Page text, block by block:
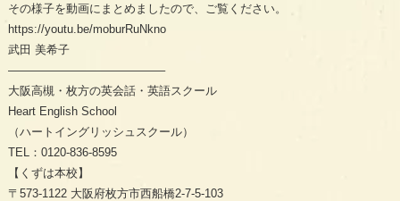
その様子を動画にまとめましたので、ご覧ください。
https://youtu.be/moburRuNkno
武田 美希子
—————————————–
大阪高槻・枚方の英会話・英語スクール
Heart English School
（ハートイングリッシュスクール）
TEL：0120-836-8595
【くずは本校】
〒573-1122 大阪府枚方市西船橋2-7-5-103